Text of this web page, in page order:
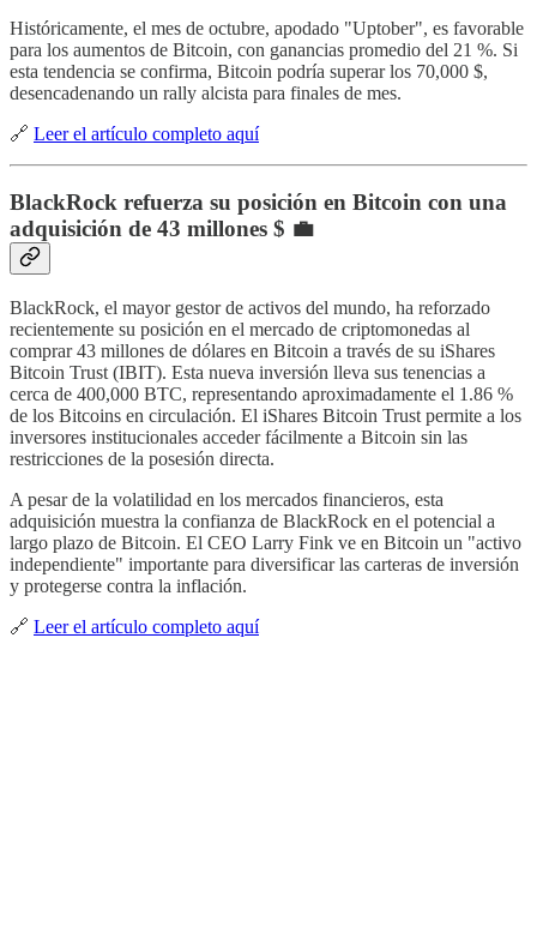
Históricamente, el mes de octubre, apodado "Uptober", es favorable
para los aumentos de Bitcoin, con ganancias promedio del 21 %. Si
esta tendencia se confirma, Bitcoin podría superar los 70,000 $,
desencadenando un rally alcista para finales de mes.
🔗 Leer el artículo completo aquí
BlackRock refuerza su posición en Bitcoin con una
adquisición de 43 millones $ 💼
BlackRock, el mayor gestor de activos del mundo, ha reforzado
recientemente su posición en el mercado de criptomonedas al
comprar 43 millones de dólares en Bitcoin a través de su iShares
Bitcoin Trust (IBIT). Esta nueva inversión lleva sus tenencias a
cerca de 400,000 BTC, representando aproximadamente el 1.86 %
de los Bitcoins en circulación. El iShares Bitcoin Trust permite a los
inversores institucionales acceder fácilmente a Bitcoin sin las
restricciones de la posesión directa.
A pesar de la volatilidad en los mercados financieros, esta
adquisición muestra la confianza de BlackRock en el potencial a
largo plazo de Bitcoin. El CEO Larry Fink ve en Bitcoin un "activo
independiente" importante para diversificar las carteras de inversión
y protegerse contra la inflación.
🔗 Leer el artículo completo aquí